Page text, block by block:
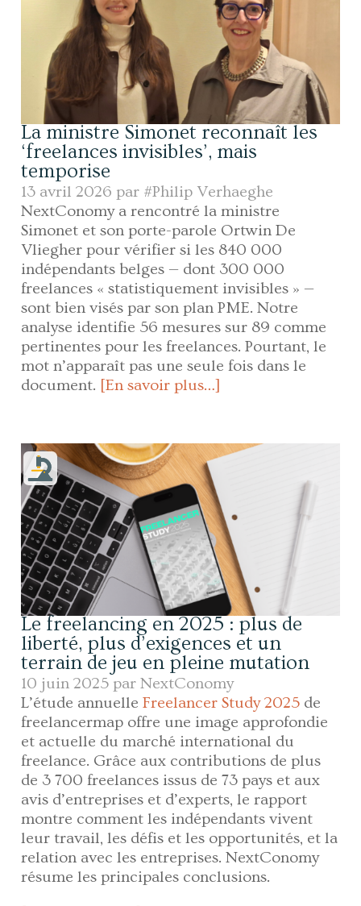
La ministre Simonet reconnaît les
‘freelances invisibles’, mais
temporise
13 avril 2026 par #Philip Verhaeghe
NextConomy a rencontré la ministre
Simonet et son porte-parole Ortwin De
Vliegher pour vérifier si les 840 000
indépendants belges — dont 300 000
freelances « statistiquement invisibles » —
sont bien visés par son plan PME. Notre
analyse identifie 56 mesures sur 89 comme
pertinentes pour les freelances. Pourtant, le
mot n’apparaît pas une seule fois dans le
document. [En savoir plus…]
Le freelancing en 2025 : plus de
liberté, plus d’exigences et un
terrain de jeu en pleine mutation
10 juin 2025 parNextConomy
L’étude annuelleFreelancer Study 2025 de
freelancermap offre une image approfondie
et actuelle du marché international du
freelance. Grâce aux contributions de plus
de 3 700 freelances issus de 73 pays et aux
avis d’entreprises et d’experts, le rapport
montre comment les indépendants vivent
leur travail, les défis et les opportunités, et la
relation avec les entreprises. NextConomy
résume les principales conclusions.